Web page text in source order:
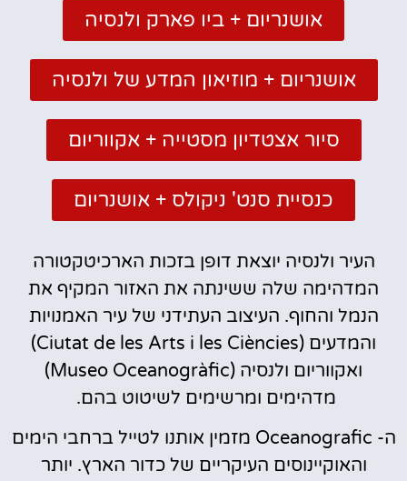
אושנריום + ביו פארק ולנסיה
אושנריום + מוזיאון המדע של ולנסיה
סיור אצטדיון מסטייה + אקווריום
כנסיית סנט' ניקולס + אושנריום
העיר ולנסיה יוצאת דופן בזכות הארכיטקטורה
המדהימה שלה ששינתה את האזור המקיף את
הנמל והחוף. העיצוב העתידני של עיר האמנויות
והמדעים (Ciutat de les Arts i les Ciències)
ואקווריום ולנסיה (Museo Oceanogràfic)
מדהימים ומרשימים לשיטוט בהם.
ה- Oceanografic מזמין אותנו לטייל ברחבי הימים
והאוקיינוסים העיקריים של כדור הארץ. יותר